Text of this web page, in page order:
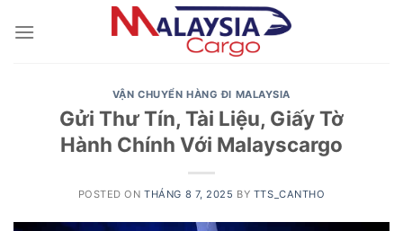
VẬN CHUYỂN HÀNG ĐI MALAYSIA
Gửi Thư Tín, Tài Liệu, Giấy Tờ
Hành Chính Với Malayscargo
POSTED ONTHÁNG 8 7, 2025 BY TTS_CANTHO